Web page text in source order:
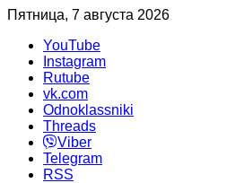
Пятница, 7 августа 2026
YouTube
Instagram
Rutube
vk.com
Odnoklassniki
Threads
Viber
Telegram
RSS